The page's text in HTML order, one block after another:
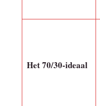
Het 70/30‑ideaal